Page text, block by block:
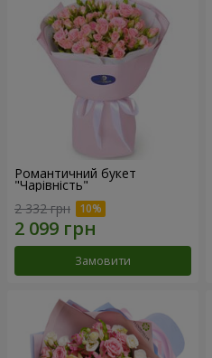
Романтичний букет
"Чарівність"
2 332 грн
Замовити